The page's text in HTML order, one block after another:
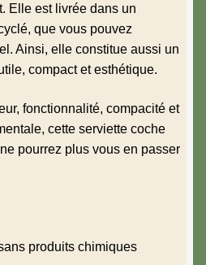
Elle est livrée dans un
que vous pouvez
Ainsi, elle constitue aussi un
compact et esthétique.
fonctionnalité, compacité et
cette serviette coche
pourrez plus vous en passer
produits chimiques